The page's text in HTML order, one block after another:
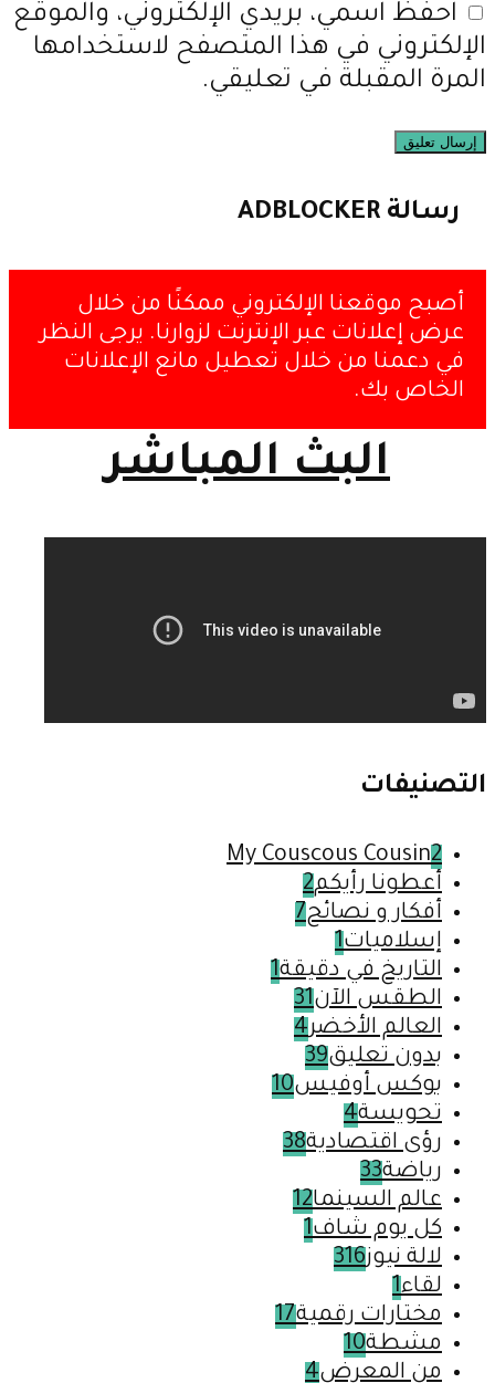
احفظ اسمي، بريدي الإلكتروني، والموقع
الإلكتروني في هذا المتصفح لاستخدامها
المرة المقبلة في تعليقي.
رسالة ADBLOCKER
أصبح موقعنا الإلكتروني ممكنًا من خلال
عرض إعلانات عبر الإنترنت لزوارنا. يرجى النظر
في دعمنا من خلال تعطيل مانع الإعلانات
الخاص بك.
البث المباشر
التصنيفات
My Couscous Cousin2
أعطونا رأيكم2
أفكار و نصائح7
إسلاميات1
التاريخ في دقيقة1
الطقس الآن31
العالم الأخضر4
بدون تعليق39
بوكس أوفيس10
تحويسة4
رؤى اقتصادية38
رياضة33
عالم السينما12
كل يوم شاف1
لالة نيوز316
لقاء1
مختارات رقمية17
مشطة10
من المعرض4